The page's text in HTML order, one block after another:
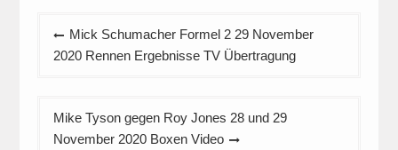
Beitragsnavigation
Mick Schumacher Formel 2 29 November
2020 Rennen Ergebnisse TV Übertragung
Mike Tyson gegen Roy Jones 28 und 29
November 2020 Boxen Video